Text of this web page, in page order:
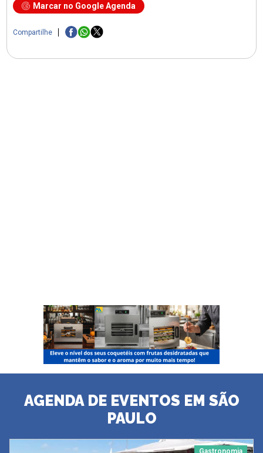
Marcar no Google Agenda
Compartilhe
AGENDA DE EVENTOS EM SÃO
PAULO
Gastronomia